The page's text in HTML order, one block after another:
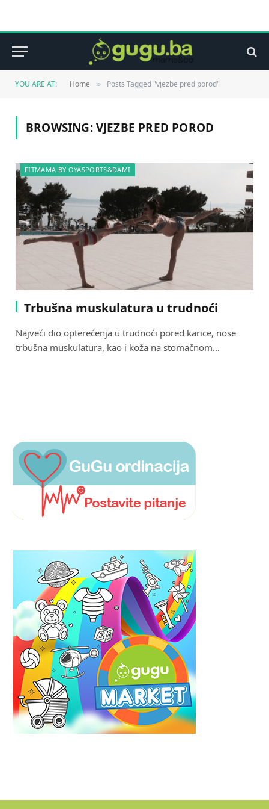
YOU ARE AT: Home » Posts Tagged "vjezbe pred porod"
BROWSING:VJEZBE PRED POROD
FITMAMA BY OYASPORTS&DAMI
Trbušna muskulatura u trudnoći
Najveći dio opterećenja u trudnoći pored karice, nose
trbušna muskulatura, kao i koža na stomačnom…